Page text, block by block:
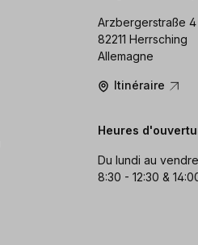
Arzbergerstraße 4
82211 Herrsching
Allemagne
Itinéraire
Heures
Du lundi au
8:30 - 12:30 &